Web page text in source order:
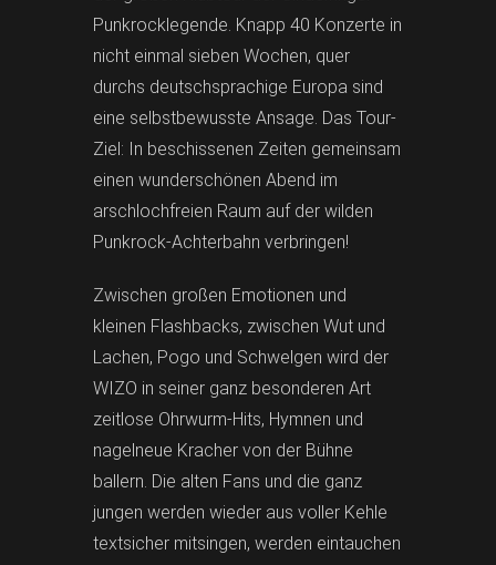
Punkrocklegende. Knapp 40 Konzerte in
nicht einmal sieben Wochen, quer
durchs deutschsprachige Europa sind
eine selbstbewusste Ansage. Das Tour-
Ziel: In beschissenen Zeiten gemeinsam
einen wunderschönen Abend im
arschlochfreien Raum auf der wilden
Punkrock-Achterbahn verbringen!
Zwischen großen Emotionen und
kleinen Flashbacks, zwischen Wut und
Lachen, Pogo und Schwelgen wird der
WIZO in seiner ganz besonderen Art
zeitlose Ohrwurm-Hits, Hymnen und
nagelneue Kracher von der Bühne
ballern. Die alten Fans und die ganz
jungen werden wieder aus voller Kehle
textsicher mitsingen, werden eintauchen